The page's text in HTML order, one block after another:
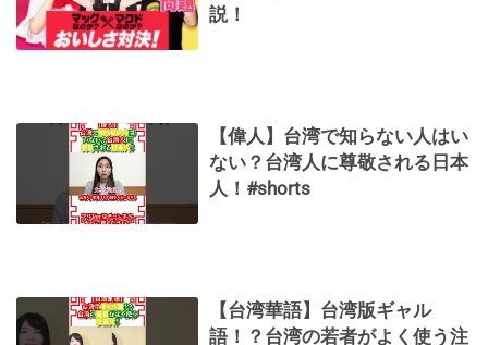
説！
【偉人】台湾で知らない人はい
ない？台湾人に尊敬される日本
人！#shorts
【台湾華語】台湾版ギャル
語！？台湾の若者がよく使う注